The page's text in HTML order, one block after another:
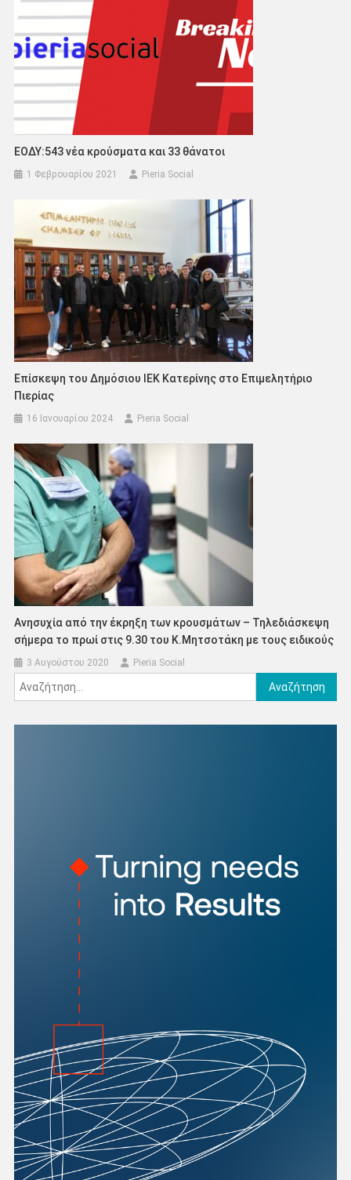
ΕΟΔΥ:543 νέα κρούσματα και 33 θάνατοι
1 Φεβρουαρίου 2021 Pieria Social
Επίσκεψη του Δημόσιου ΙΕΚ Κατερίνης στο Επιμελητήριο
Πιερίας
16 Ιανουαρίου 2024 Pieria Social
Ανησυχία από την έκρηξη των κρουσμάτων – Τηλεδιάσκεψη
σήμερα το πρωί στις 9.30 του Κ.Μητσοτάκη με τους ειδικούς
3 Αυγούστου 2020 Pieria Social
Αναζήτηση
για: